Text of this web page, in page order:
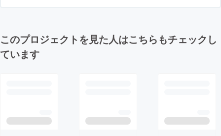
このプロジェクトを見た人はこちらもチェックし
ています